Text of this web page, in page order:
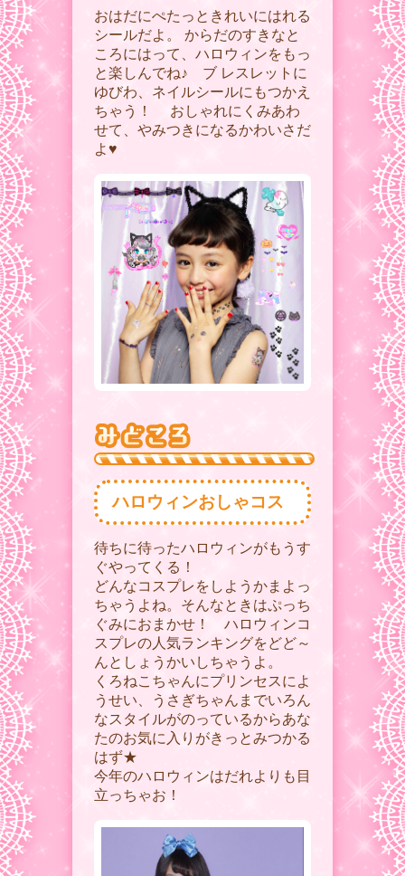
おはだにぺたっときれいにはれる
シールだよ。 からだのすきなと
ころにはって、ハロウィンをもっ
と楽しんでね♪ ブ レスレットに
ゆびわ、ネイルシールにもつかえ
ちゃう！ おしゃれにくみあわ
せて、やみつきになるかわいさだ
よ♥︎
ハロウィンおしゃコス
待ちに待ったハロウィンがもうす
ぐやってくる！
どんなコスプレをしようかまよっ
ちゃうよね。そんなときはぷっち
ぐみにおまかせ！ ハロウィンコ
スプレの人気ランキングをどど～
んとしょうかいしちゃうよ。
くろねこちゃんにプリンセスによ
うせい、うさぎちゃんまでいろん
なスタイルがのっているからあな
たのお気に入りがきっとみつかる
はず★
今年のハロウィンはだれよりも目
立っちゃお！